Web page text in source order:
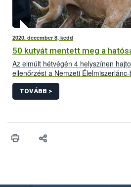
2020. december 8, kedd
50 kutyát mentett meg a
Az elmúlt hétvégén 4 helyszínen
ellenőrzést a Nemzeti
a Készenléti Rendőrség Nemzeti
szervezésében, további rendőri
közös akciónak köszönhetően 50
TOVÁBB >